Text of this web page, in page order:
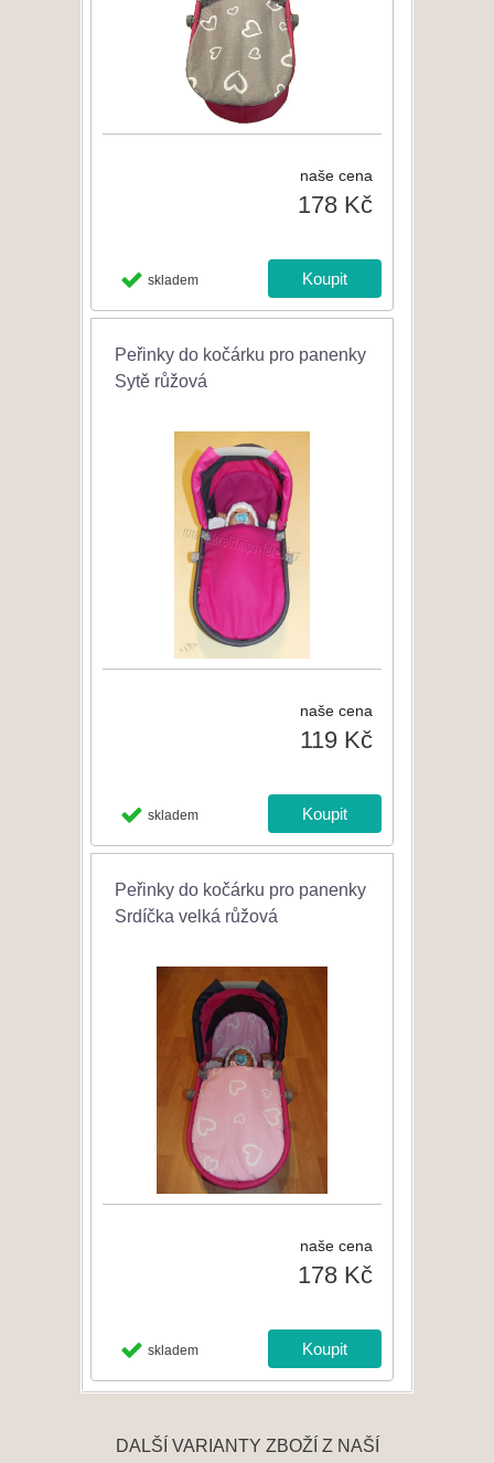
naše cena
178 Kč
skladem
Peřinky do kočárku pro panenky
Sytě růžová
naše cena
119 Kč
skladem
Peřinky do kočárku pro panenky
Srdíčka velká růžová
naše cena
178 Kč
skladem
DALŠÍ VARIANTY ZBOŽÍ Z NAŠÍ